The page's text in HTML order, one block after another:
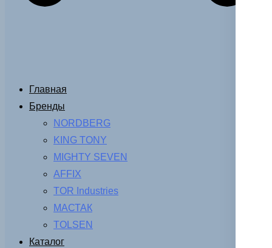
Главная
Бренды
NORDBERG
KING TONY
MIGHTY SEVEN
AFFIX
TOR Industries
МАСТАК
TOLSEN
Каталог